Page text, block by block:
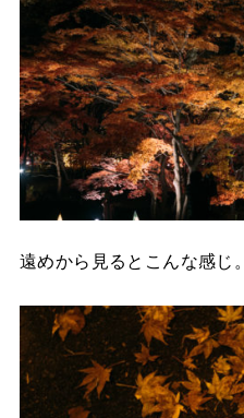
遠めから見るとこんな感じ。